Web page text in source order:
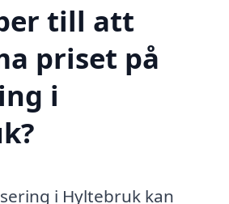
till att
priset på
i
i Hyltebruk kan